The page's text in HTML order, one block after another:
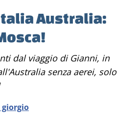
Australia:
senza aerei, solo